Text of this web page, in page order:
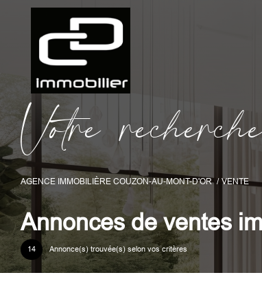
Votre recherche
AGENCE IMMOBILIÈRE COUZON-AU-MONT-D'OR VENTE
Annonces de ventes
14 Annonce(s) trouvée(s) selon vos critères